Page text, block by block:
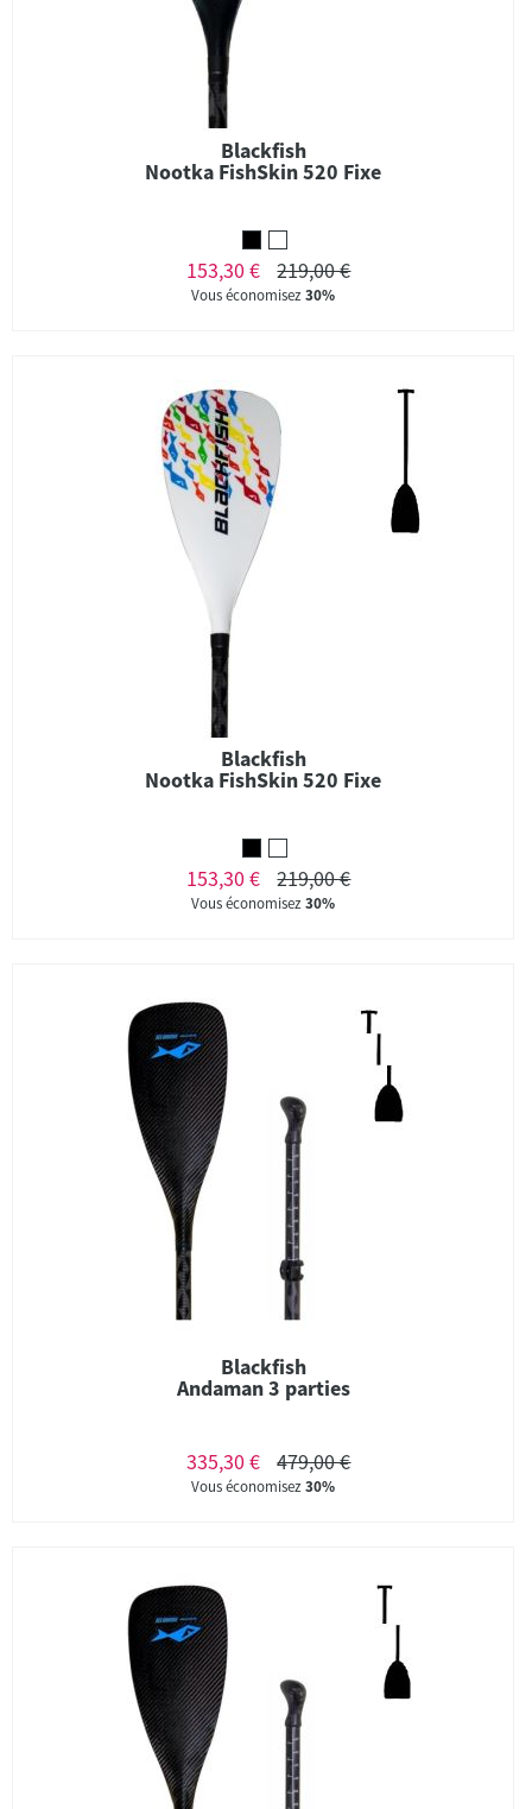
Blackfish
Nootka FishSkin 520 Fixe
153,30 € 219,00 €
Vous économisez30%
Blackfish
Nootka FishSkin 520 Fixe
153,30 € 219,00 €
Vous économisez30%
Blackfish
Andaman 3 parties
335,30 € 479,00 €
Vous économisez30%